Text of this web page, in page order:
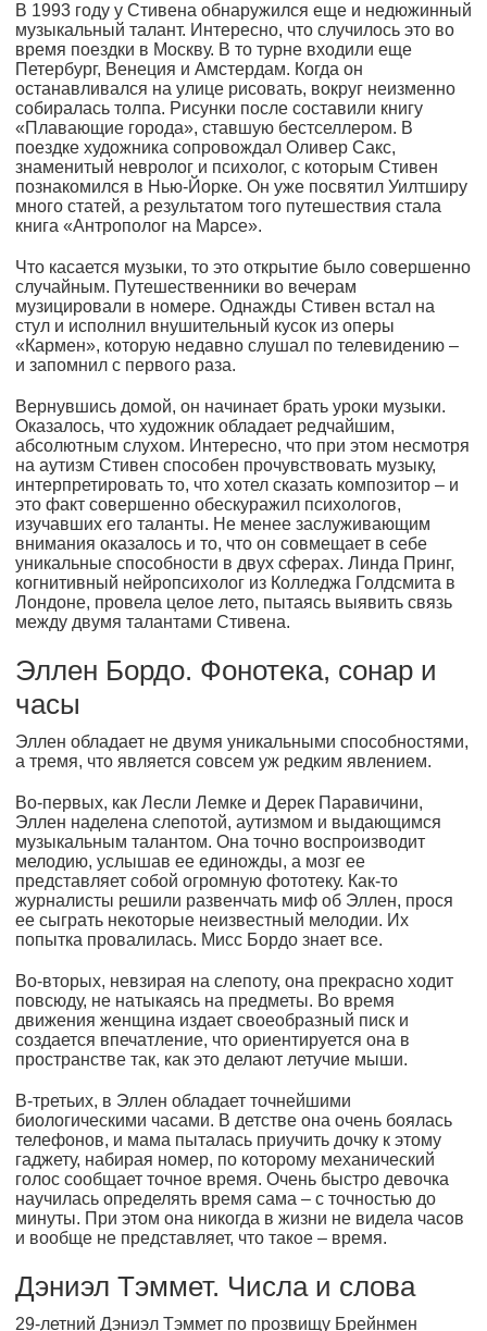
В 1993 году у Стивена обнаружился еще и недюжинный
музыкальный талант. Интересно, что случилось это во
время поездки в Москву. В то турне входили еще
Петербург, Венеция и Амстердам. Когда он
останавливался на улице рисовать, вокруг неизменно
собиралась толпа. Рисунки после составили книгу
«Плавающие города», ставшую бестселлером. В
поездке художника сопровождал Оливер Сакс,
знаменитый невролог и психолог, с которым Стивен
познакомился в Нью-Йорке. Он уже посвятил Уилтширу
много статей, а результатом того путешествия стала
книга «Антрополог на Марсе».
Что касается музыки, то это открытие было совершенно
случайным. Путешественники во вечерам
музицировали в номере. Однажды Стивен встал на
стул и исполнил внушительный кусок из оперы
«Кармен», которую недавно слушал по телевидению –
и запомнил с первого раза.
Вернувшись домой, он начинает брать уроки музыки.
Оказалось, что художник обладает редчайшим,
абсолютным слухом. Интересно, что при этом несмотря
на аутизм Стивен способен прочувствовать музыку,
интерпретировать то, что хотел сказать композитор – и
это факт совершенно обескуражил психологов,
изучавших его таланты. Не менее заслуживающим
внимания оказалось и то, что он совмещает в себе
уникальные способности в двух сферах. Линда Принг,
когнитивный нейропсихолог из Колледжа Голдсмита в
Лондоне, провела целое лето, пытаясь выявить связь
между двумя талантами Стивена.
Эллен Бордо. Фонотека, сонар и
часы
Эллен обладает не двумя уникальными способностями,
а тремя, что является совсем уж редким явлением.
Во-первых, как Лесли Лемке и Дерек Паравичини,
Эллен наделена слепотой, аутизмом и выдающимся
музыкальным талантом. Она точно воспроизводит
мелодию, услышав ее единожды, а мозг ее
представляет собой огромную фототеку. Как-то
журналисты решили развенчать миф об Эллен, прося
ее сыграть некоторые неизвестный мелодии. Их
попытка провалилась. Мисс Бордо знает все.
Во-вторых, невзирая на слепоту, она прекрасно ходит
повсюду, не натыкаясь на предметы. Во время
движения женщина издает своеобразный писк и
создается впечатление, что ориентируется она в
пространстве так, как это делают летучие мыши.
В-третьих, в Эллен обладает точнейшими
биологическими часами. В детстве она очень боялась
телефонов, и мама пыталась приучить дочку к этому
гаджету, набирая номер, по которому механический
голос сообщает точное время. Очень быстро девочка
научилась определять время сама – с точностью до
минуты. При этом она никогда в жизни не видела часов
и вообще не представляет, что такое – время.
Дэниэл Тэммет. Числа и слова
29-летний Дэниэл Тэммет по прозвищу Брейнмен